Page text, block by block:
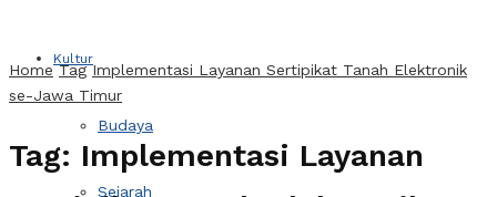
Kultur
Budaya
Sejarah
Home Tag Implementasi Layanan Sertipikat Tanah Elektronik
se-Jawa Timur
Tag: Implementasi Layanan